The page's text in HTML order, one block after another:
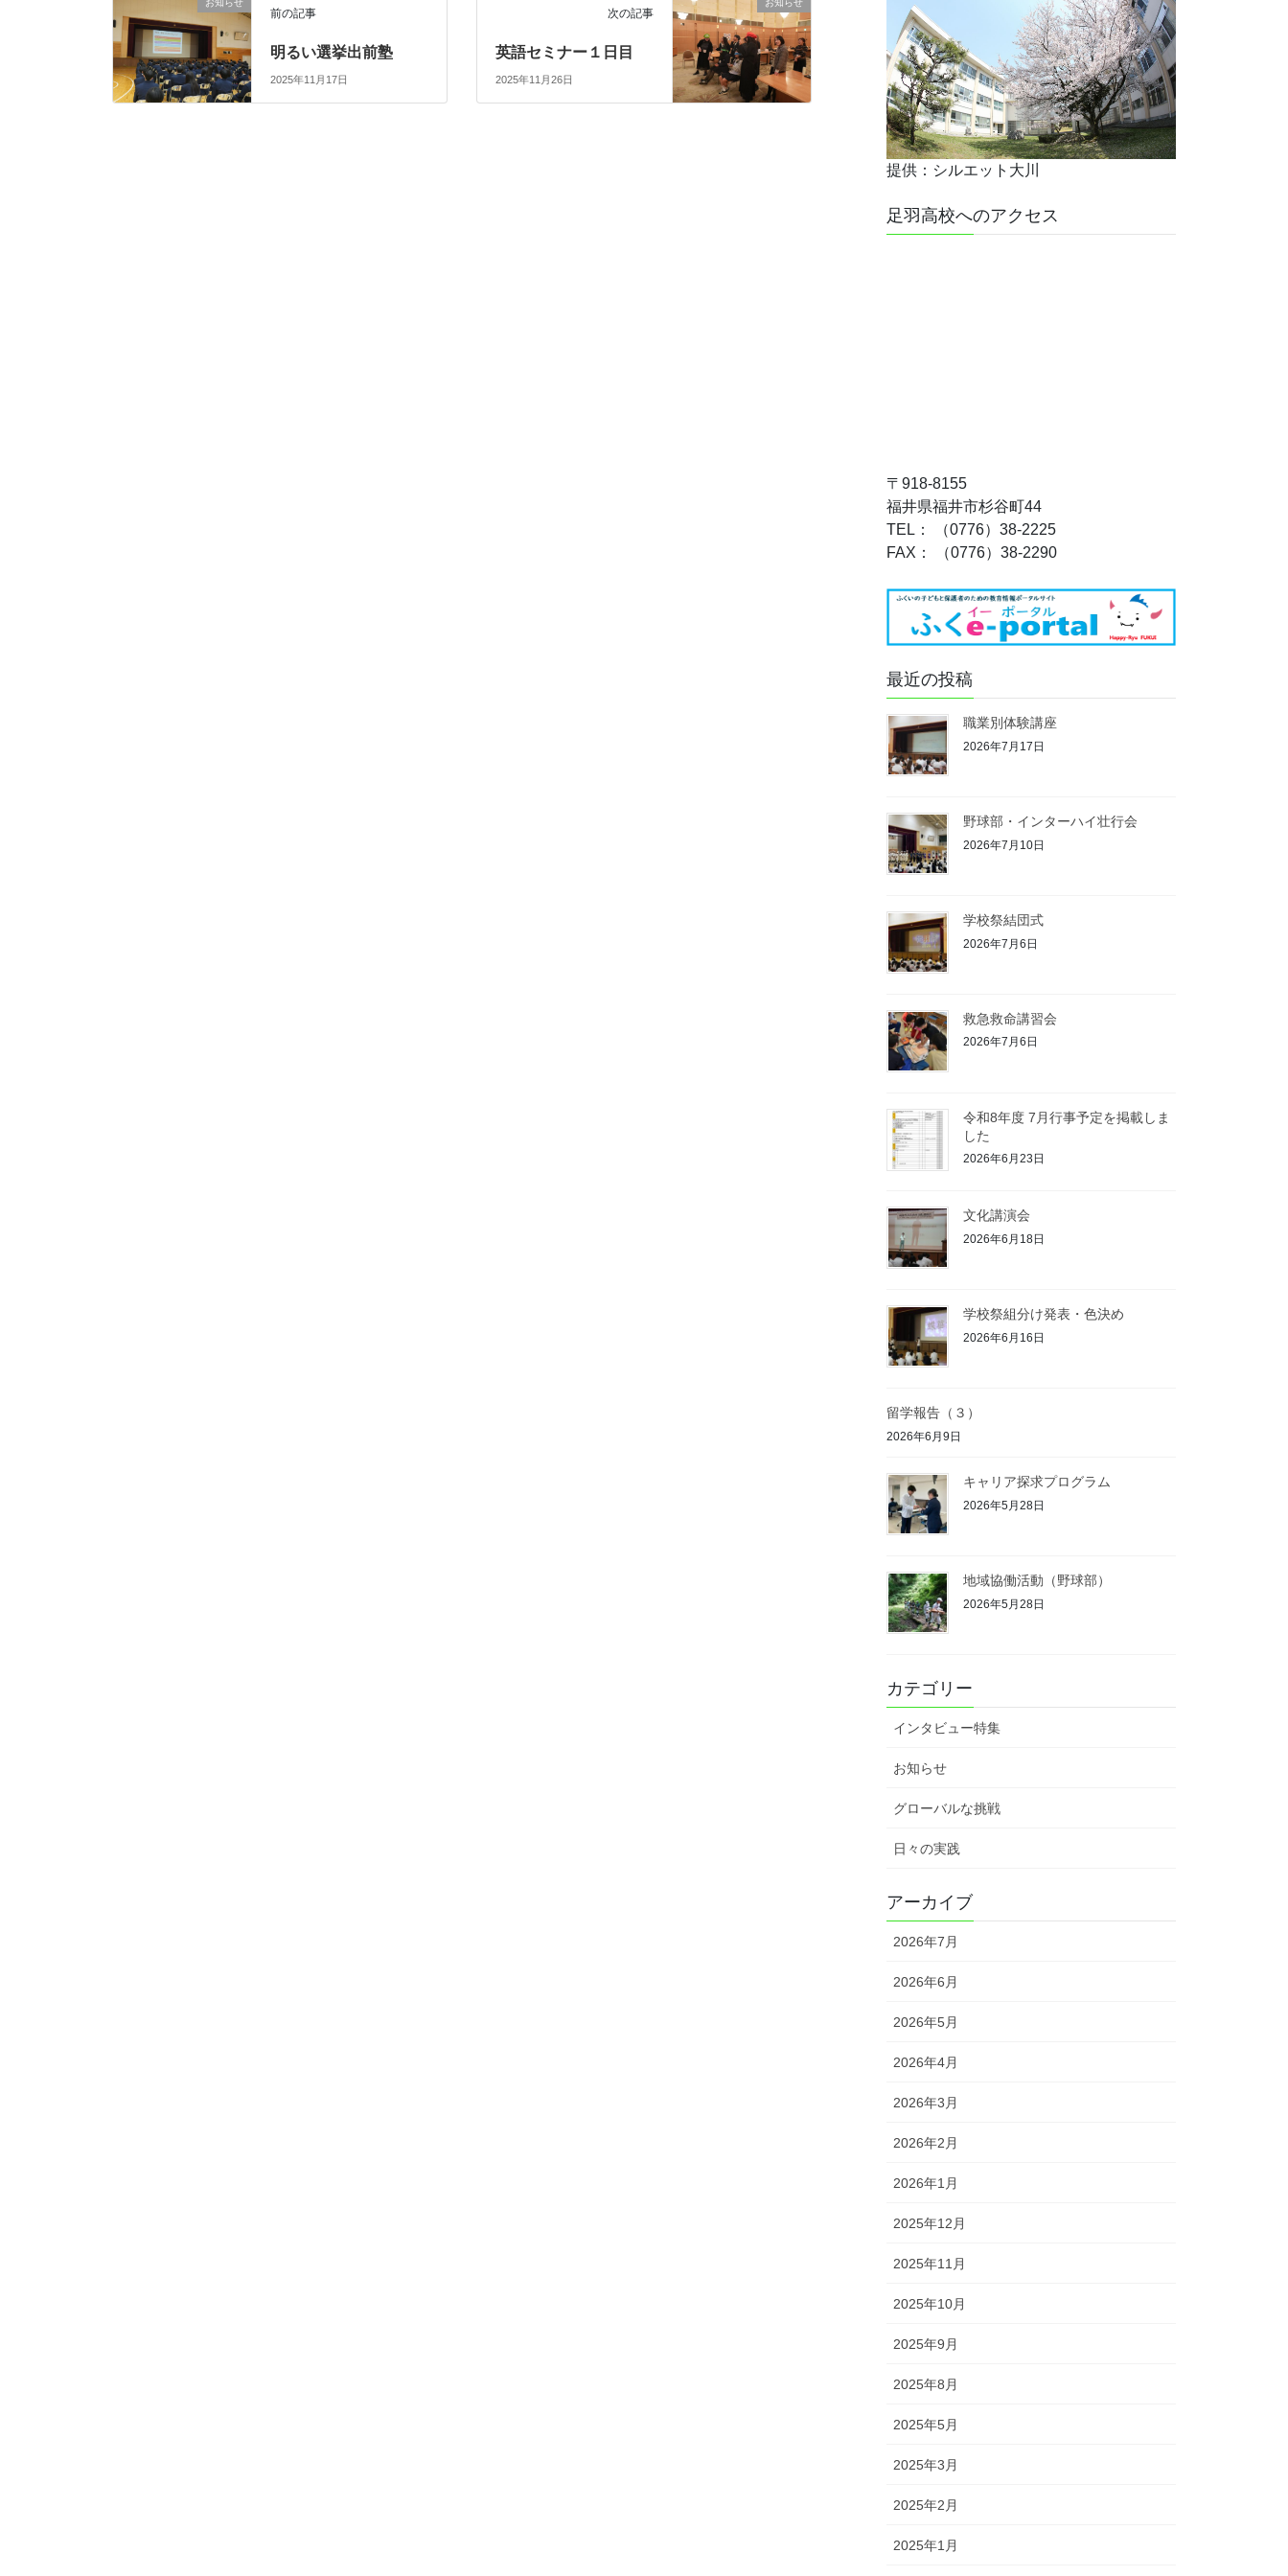
お知らせ
前の記事
明るい選挙出前塾
2025年11月17日
お知らせ
次の記事
英語セミナー１日目
2025年11月26日
提供：シルエット大川
足羽高校へのアクセス
〒918-8155
福井県福井市杉谷町44
TEL： （0776）38-2225
FAX： （0776）38-2290
最近の投稿
職業別体験講座
2026年7月17日
野球部・インターハイ壮行会
2026年7月10日
学校祭結団式
2026年7月6日
救急救命講習会
2026年7月6日
令和8年度 7月行事予定を掲載しま
した
2026年6月23日
文化講演会
2026年6月18日
学校祭組分け発表・色決め
2026年6月16日
留学報告（３）
2026年6月9日
キャリア探求プログラム
2026年5月28日
地域協働活動（野球部）
2026年5月28日
カテゴリー
インタビュー特集
お知らせ
グローバルな挑戦
日々の実践
アーカイブ
2026年7月
2026年6月
2026年5月
2026年4月
2026年3月
2026年2月
2026年1月
2025年12月
2025年11月
2025年10月
2025年9月
2025年8月
2025年5月
2025年3月
2025年2月
2025年1月